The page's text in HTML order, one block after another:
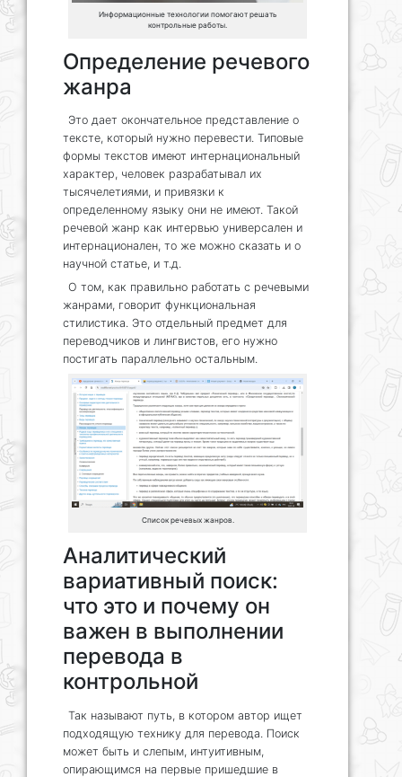
Информационные технологии помогают решать
контрольные работы.
Определение речевого
жанра
Это дает окончательное представление о
тексте, который нужно перевести. Типовые
формы текстов имеют интернациональный
характер, человек разрабатывал их
тысячелетиями, и привязки к
определенному языку они не имеют. Такой
речевой жанр как интервью универсален и
интернационален, то же можно сказать и о
научной статье, и т.д.
О том, как правильно работать с речевыми
жанрами, говорит функциональная
стилистика. Это отдельный предмет для
переводчиков и лингвистов, его нужно
постигать параллельно остальным.
Список речевых жанров.
Аналитический
вариативный поиск:
что это и почему он
важен в выполнении
перевода в
контрольной
Так называют путь, в котором автор ищет
подходящую технику для перевода. Поиск
может быть и слепым, интуитивным,
опирающимся на первые пришедшие в